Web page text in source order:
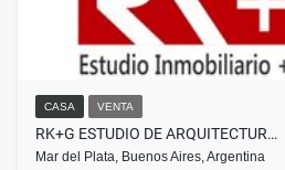
CASA VENTA
RK+G ESTUDIO DE ARQUITECTUR…
Mar del Plata, Buenos Aires, Argentina